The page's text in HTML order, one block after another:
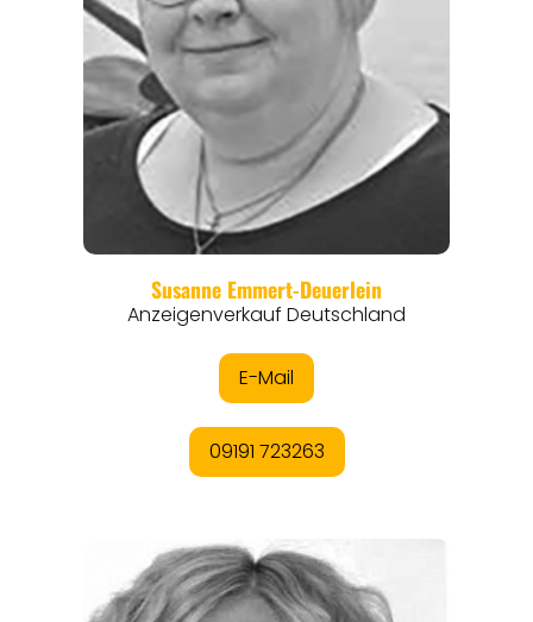
REGIONEN
ORTE
EVENTS
REISEFÜHRER
REISEMAGAZINE
THEMEN
ANGEBOTE